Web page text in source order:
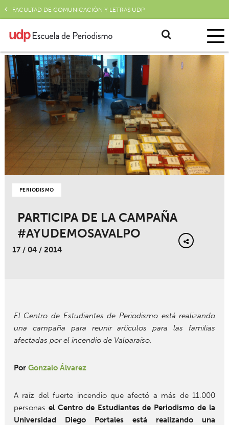
FACULTAD DE COMUNICACIÓN Y LETRAS UDP
PERIODISMO
PARTICIPA DE LA CAMPAÑA
#AYUDEMOSAVALPO
17 / 04 / 2014
El Centro de Estudiantes de Periodismo está realizando
una campaña para reunir artículos para las familias
afectadas por el incendio de Valparaíso.
Por Gonzalo Álvarez
A raíz del fuerte incendio que afectó a más de 11.000
personas el Centro de Estudiantes de Periodismo de la
Universidad Diego Portales está realizando una